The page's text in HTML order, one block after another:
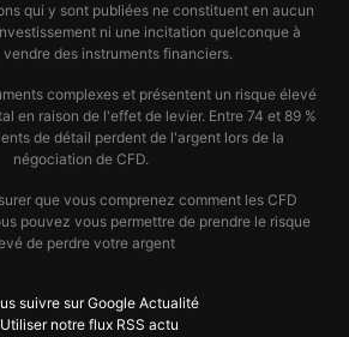
qui y sont publiées ne constituent en aucun
ni une incitation quelconque à
des instruments financiers.
complexes et présentent un risque élevé
en raison de l'effet de levier. Entre 74 et 89 %
de détail perdent de l'argent lors de la
négociation de CFD.
que vous comprenez comment les CFD
pouvez vous permettre de prendre le risque
de perdre votre argent
suivre sur Google Actualité
notre flux RSS actu